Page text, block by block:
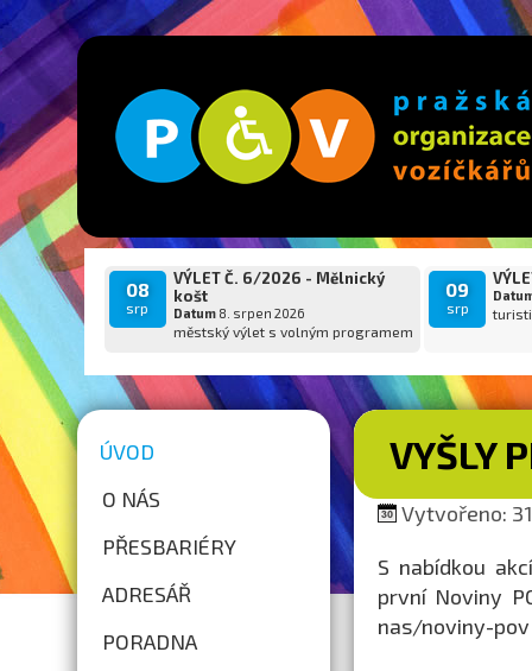
08
srp
VÝLET Č. 6/2026 - Mělnický
košt
Datum8. srpen 2026
městský výlet s volným programem
09
srp
ÚVOD
O NÁS
PŘESBARIÉRY
ADRESÁŘ
PORADNA
VYŠLY
Vytvořeno:
S nabídkou
první Noviny
nas/noviny-pov